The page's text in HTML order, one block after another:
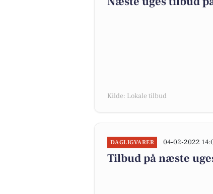
Kilde: Lokale tilbud
DAGLIGVARER 04-02-2022
Tilbud på næste